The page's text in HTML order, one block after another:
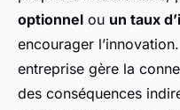
optionnel ou un taux
encourager
entreprise gère la
des conséquences